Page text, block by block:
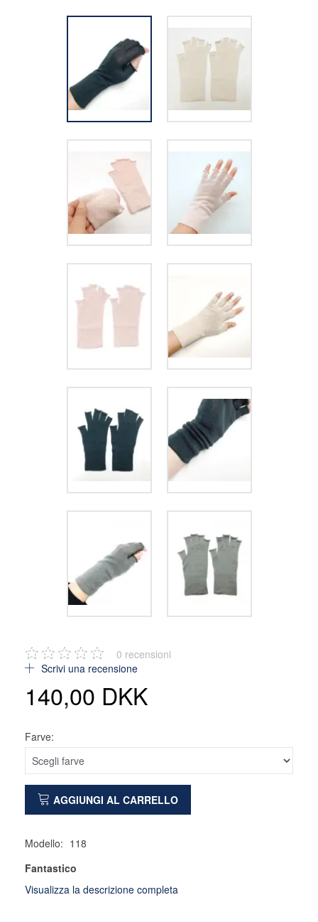
0 recensioni
Scrivi una recensione
140,00 DKK
Farve:
AGGIUNGI AL CARRELLO
Modello: 118
Fantastico
Visualizza la descrizione completa